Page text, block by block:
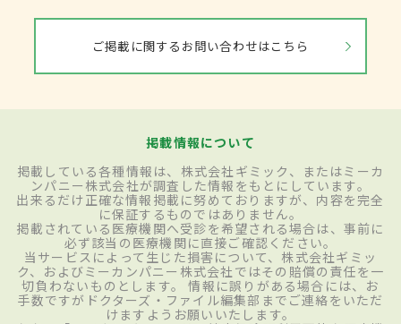
ご掲載に関するお問い合わせはこちら
掲載情報について
掲載している各種情報は、株式会社ギミック、またはミーカ
ンパニー株式会社が調査した情報をもとにしています。
出来るだけ正確な情報掲載に努めておりますが、内容を完全
に保証するものではありません。
掲載されている医療機関へ受診を希望される場合は、事前に
必ず該当の医療機関に直接ご確認ください。
当サービスによって生じた損害について、株式会社ギミッ
ク、およびミーカンパニー株式会社ではその賠償の責任を一
切負わないものとします。 情報に誤りがある場合には、お
手数ですがドクターズ・ファイル編集部までご連絡をいただ
けますようお願いいたします。